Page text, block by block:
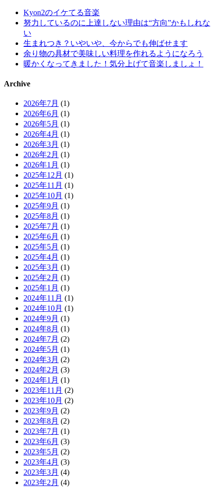
Kyon2のイケてる音楽
努力しているのに上達しない理由は“方向”かもしれな
い
生まれつき？いやいや、今からでも伸ばせます
余り物の具材で美味しい料理を作れるようになろう
暖かくなってきました！気分上げて音楽しましょ！
Archive
2026年7月 (1)
2026年6月 (1)
2026年5月 (1)
2026年4月 (1)
2026年3月 (1)
2026年2月 (1)
2026年1月 (1)
2025年12月 (1)
2025年11月 (1)
2025年10月 (1)
2025年9月 (1)
2025年8月 (1)
2025年7月 (1)
2025年6月 (1)
2025年5月 (1)
2025年4月 (1)
2025年3月 (1)
2025年2月 (1)
2025年1月 (1)
2024年11月 (1)
2024年10月 (1)
2024年9月 (1)
2024年8月 (1)
2024年7月 (2)
2024年5月 (1)
2024年3月 (2)
2024年2月 (3)
2024年1月 (1)
2023年11月 (2)
2023年10月 (2)
2023年9月 (2)
2023年8月 (2)
2023年7月 (1)
2023年6月 (3)
2023年5月 (2)
2023年4月 (3)
2023年3月 (4)
2023年2月 (4)